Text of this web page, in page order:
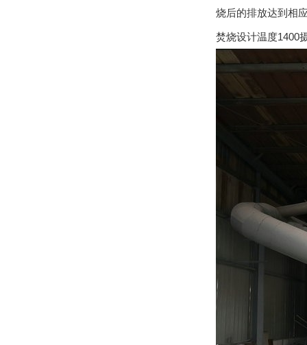
烧后的排放达到相
焚烧设计温度1400